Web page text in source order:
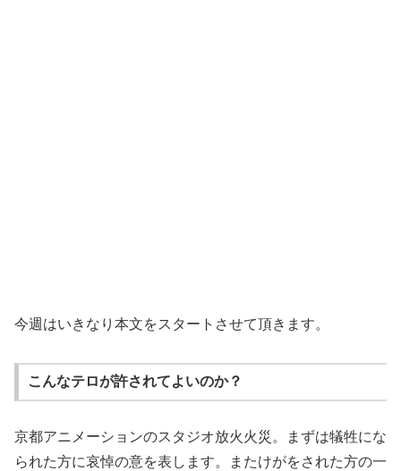
今週はいきなり本文をスタートさせて頂きます。
こんなテロが許されてよいのか？
京都アニメーションのスタジオ放火火災。まずは犠牲にな
られた方に哀悼の意を表します。またけがをされた方の一